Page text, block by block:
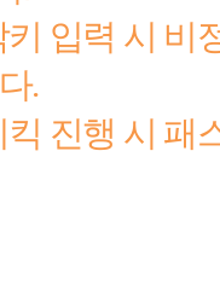
키 입력 시 비
.
킥 진행 시 패